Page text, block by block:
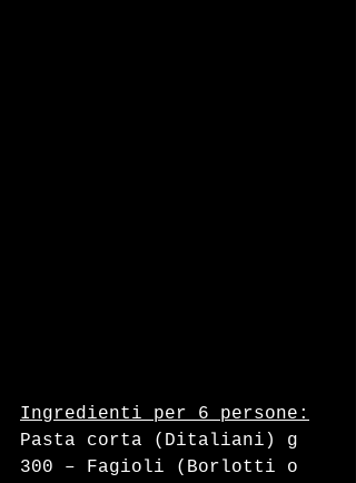
Ingredienti per 6 persone:
Pasta corta (Ditaliani) g
300 – Fagioli (Borlotti o